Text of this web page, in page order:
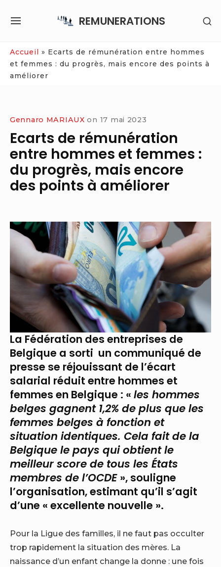
REMUNERATIONS
SITE
Accueil » Ecarts de rémunération entre hommes
et femmes : du progrès, mais encore des points à
améliorer
Gennaro MARIAUX on 17 mai 2023
Ecarts de rémunération
entre hommes et femmes :
du progrès, mais encore
des points à améliorer
La Fédération des entreprises de
Belgique a sorti un communiqué de
presse se réjouissant de l’écart
salarial réduit entre hommes et
femmes en Belgique : « les hommes
belges gagnent 1,2% de plus que les
femmes belges à fonction et
situation identiques. Cela fait de la
Belgique le pays qui obtient le
meilleur score de tous les États
membres de l’OCDE », souligne
l’organisation, estimant qu’il s’agit
d’une « excellente nouvelle ».
Pour la Ligue des familles, il ne faut pas occulter
trop rapidement la situation des mères. La
naissance d’un enfant change la donne : une fois